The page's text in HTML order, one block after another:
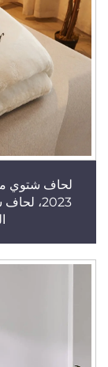
لحاف شتوي
2023،